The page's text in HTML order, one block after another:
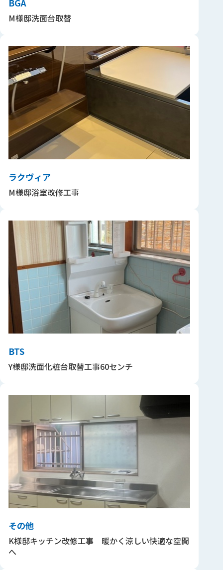
BGA
M様邸洗面台取替
ラクヴィア
M様邸浴室改修工事
BTS
Y様邸洗面化粧台取替工事60センチ
その他
K様邸キッチン改修工事 暖かく涼しい快適な空間
へ